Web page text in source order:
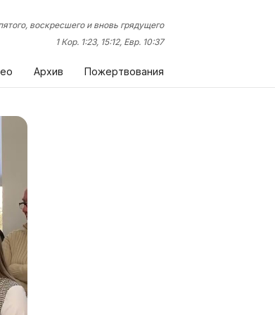
воскресшего и вновь грядущего
1 Кор. 1:23, 15:12, Евр. 10:37
Архив Пожертвования